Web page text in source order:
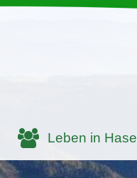
Leben in Hasel